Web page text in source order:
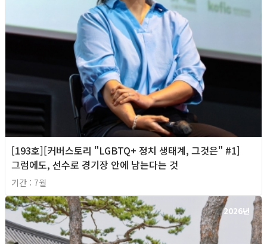
[193호][커버스토리 "LGBTQ+ 정치 생태계, 그것은" #1]
그럼에도, 선수로 경기장 안에 남는다는 것
기간 : 7월
2026년